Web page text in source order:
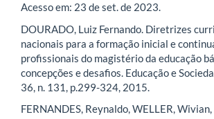
Acesso em: 23 de set. de 2023.
DOURADO, Luiz Fernando. Diretrizes
nacionais para a formação inicial e
profissionais do magistério da educação
concepções e desafios. Educação e
36, n. 131, p.299-324, 2015.
FERNANDES, Reynaldo, WELLER,